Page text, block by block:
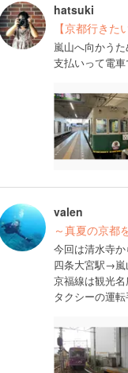
hatsuki
【京都行き
嵐山へ向かう
支払いって電
valen
～真夏の京都
今回は清水寺か
四条大宮駅→
京福線は観光名
タクシーの運転